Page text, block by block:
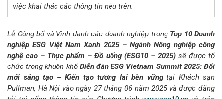
việc khai thác các thông tin nêu trên.
Lễ Công bố và Vinh danh các doanh nghiệp trong Top 10 Doanh
nghiệp ESG Việt Nam Xanh 2025 – NgànhNông nghiệp công
nghệ cao – Thực phẩm – Đồ uống (ESG10 – 2025) sẽ được tổ
chức trong khuôn khổDiễn đàn ESG Vietnam Summit2025: Đổi
mới sáng tạo – Kiến tạo tương lai bền vững tại Khách sạn
Pullman, Hà Nội vào ngày 27 tháng 06 năm 2025 và được đăng